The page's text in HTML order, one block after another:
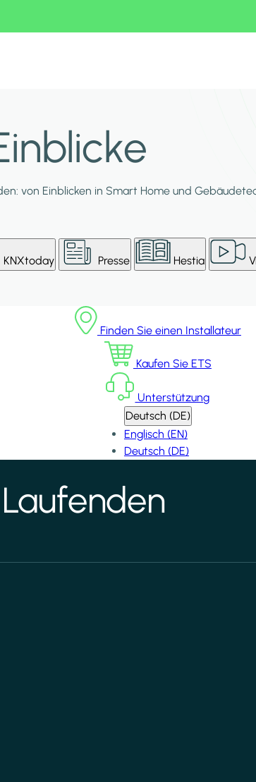
von Einblicken in Smart Home und
KNXtoday Presse Hestia
Finden Sie einen Installateur
Kaufen Sie ETS
Unterstützung
Deutsch (DE)
Englisch (EN)
Deutsch (DE)